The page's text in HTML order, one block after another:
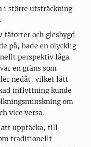
i större utsträckning
tätorter och glesbygd
på, hade en olycklig
perspektiv låga
en gräns som
nedåt, vilket lätt
inflyttning kunde
om
vice versa.
att upptäcka, till
traditionellt